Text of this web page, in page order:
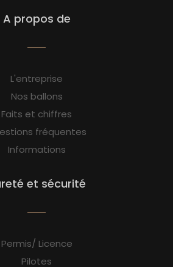
A propos de
L'entreprise
Nos ballons
Faits et chiffres
fréquentes
Informations
et sécurité
Permis/ Licence
Pilotes